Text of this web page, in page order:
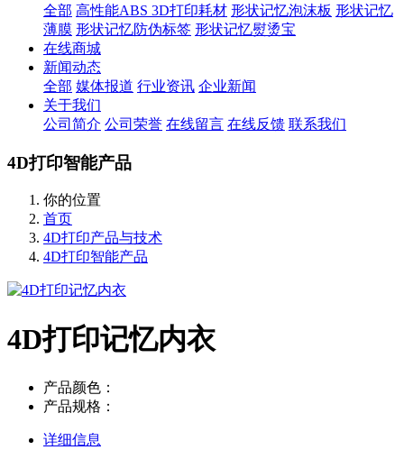
全部 高性能ABS 3D打印耗材 形状记忆泡沫板 形状记忆
薄膜 形状记忆防伪标签 形状记忆熨烫宝
在线商城
新闻动态
全部 媒体报道 行业资讯 企业新闻
关于我们
公司简介 公司荣誉 在线留言 在线反馈 联系我们
4D打印智能产品
你的位置
首页
4D打印产品与技术
4D打印智能产品
4D打印记忆内衣
产品颜色：
产品规格：
详细信息